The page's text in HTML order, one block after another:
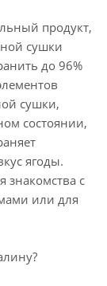
продукт,
сушки
до 96%
сушки,
состоянии,
ягоды.
знакомства с
или для